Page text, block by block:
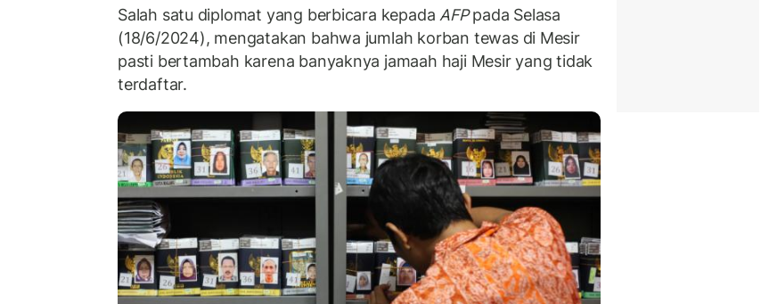
Salah satu diplomat yang berbicara kepada AFPpada Selasa
(18/6/2024), mengatakan bahwa jumlah korban tewas di Mesir
pasti bertambah karena banyaknya jamaah haji Mesir yang tidak
terdaftar.